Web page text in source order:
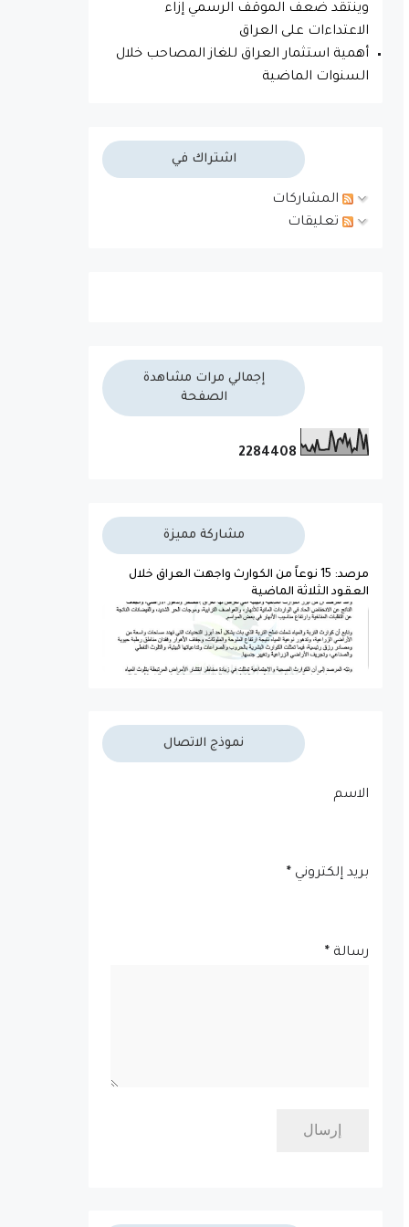
وينتقد ضعف الموقف الرسمي إزاء
الاعتداءات على العراق
أهمية استثمار العراق للغاز المصاحب خلال
السنوات الماضية
اشتراك في
المشاركات
تعليقات
إجمالي مرات مشاهدة
الصفحة
2284408
مشاركة مميزة
مرصد: 15 نوعاً من الكوارث واجهت العراق خلال
العقود الثلاثة الماضية
نموذج الاتصال
الاسم
بريد إلكتروني *
رسالة *